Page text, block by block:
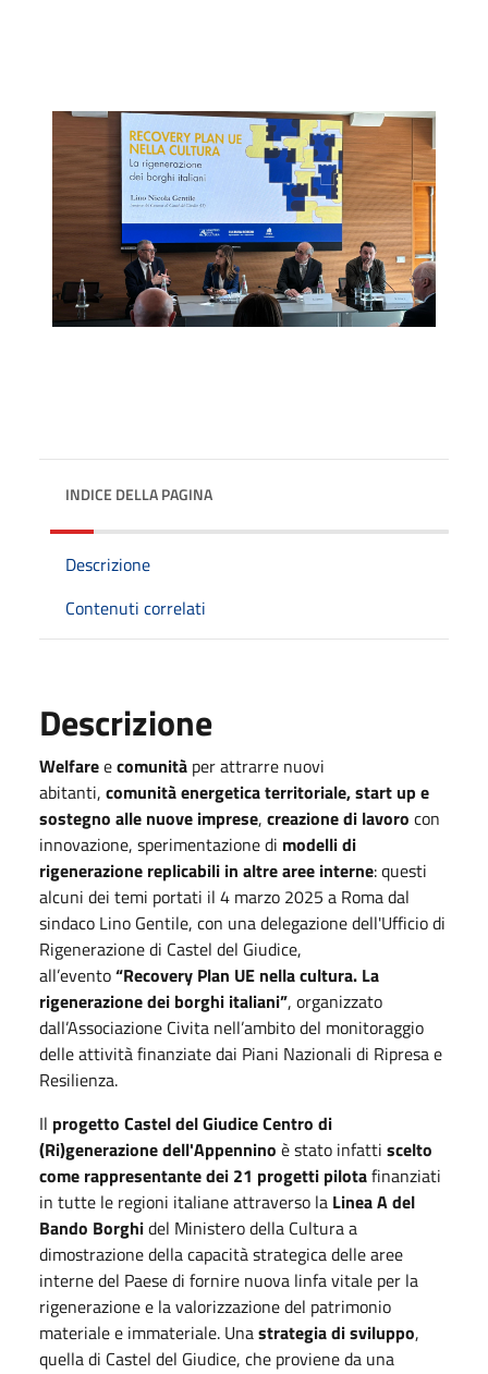
INDICE DELLA PAGINA
Descrizione
Contenuti correlati
Descrizione
Welfareecomunità per attrarre nuovi
abitanti, comunità energetica territoriale,start up e
sostegno alle nuove imprese, creazione di lavoro con
innovazione, sperimentazione di modelli di
rigenerazione replicabili in altre aree interne: questi
alcuni dei temi portati il 4 marzo 2025 a Roma dal
sindaco Lino Gentile, con una delegazione dell'Ufficio di
Rigenerazione di Castel del Giudice,
all’evento“Recovery Plan UE nella cultura. La
rigenerazione dei borghi italiani”, organizzato
dall’Associazione Civita nell’ambito del monitoraggio
delle attività finanziate dai Piani Nazionali di Ripresa e
Resilienza.
Il progetto Castel del Giudice Centro di
(Ri)generazione dell'Appennino è stato infatti scelto
come rappresentante dei 21 progetti pilotafinanziati
in tutte le regioni italiane attraverso la Linea A del
Bando Borghidel Ministero della Cultura a
dimostrazione della capacità strategica delle aree
interne del Paese di fornire nuova linfa vitale per la
rigenerazione e la valorizzazione del patrimonio
materiale e immateriale. Unastrategia di sviluppo,
quella di Castel del Giudice, che proviene da una